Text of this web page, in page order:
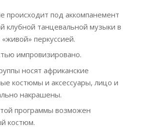
происходит под аккомпанемент
клубной танцевальной музыки в
перкуссией.
импровизировано.
носят африканские
костюмы и аксессуары, лицо и
накрашены.
программы возможен
костюм.